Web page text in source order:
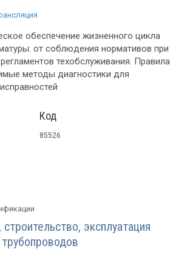
обеспечение жизненного цикла
от соблюдения нормативов при
техобслуживания. Правила
методы диагностики для
Код
85526
эксплуатация